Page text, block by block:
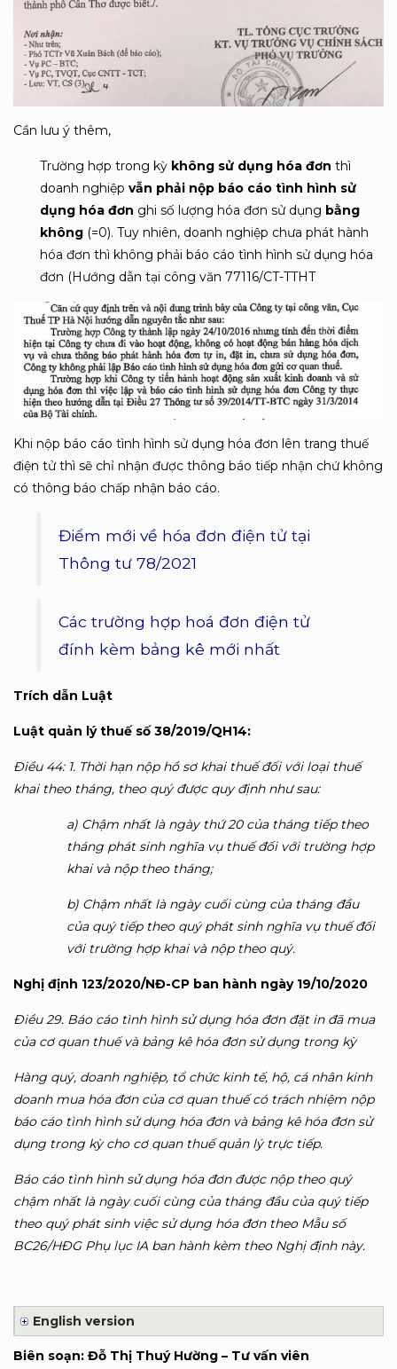
Cần lưu ý thêm,
Trường hợp trong kỳ không sử dụng hóa đơn thì
doanh nghiệp vẫn phải nộp báo cáo tình hình sử
dụng hóa đơn ghi số lượng hóa đơn sử dụng bằng
không (=0). Tuy nhiên, doanh nghiệp chưa phát hành
hóa đơn thì không phải báo cáo tình hình sử dụng hóa
đơn (Hướng dẫn tại công văn 77116/CT-TTHT
Khi nộp báo cáo tình hình sử dụng hóa đơn lên trang thuế
điện tử thì sẽ chỉ nhận được thông báo tiếp nhận chứ không
có thông báo chấp nhận báo cáo.
Điểm mới về hóa đơn điện tử tại
Thông tư 78/2021
Các trường hợp hoá đơn điện tử
đính kèm bảng kê mới nhất
Trích dẫn Luật
Luật quản lý thuế số 38/2019/QH14:
Điều 44: 1. Thời hạn nộp hồ sơ khai thuế đối với loại thuế
khai theo tháng, theo quý được quy định như sau:
a) Chậm nhất là ngày thứ 20 của tháng tiếp theo
tháng phát sinh nghĩa vụ thuế đối với trường hợp
khai và nộp theo tháng;
b) Chậm nhất là ngày cuối cùng của tháng đầu
của quý tiếp theo quý phát sinh nghĩa vụ thuế đối
với trường hợp khai và nộp theo quý.
Nghị định 123/2020/NĐ-CP ban hành ngày 19/10/2020
Điều 29. Báo cáo tình hình sử dụng hóa đơn đặt in đã mua
của cơ quan thuế và bảng kê hóa đơn sử dụng trong kỳ
Hàng quý, doanh nghiệp, tổ chức kinh tế, hộ, cá nhân kinh
doanh mua hóa đơn của cơ quan thuế có trách nhiệm nộp
báo cáo tình hình sử dụng hóa đơn và bảng kê hóa đơn sử
dụng trong kỳ cho cơ quan thuế quản lý trực tiếp.
Báo cáo tình hình sử dụng hóa đơn được nộp theo quý
chậm nhất là ngày cuối cùng của tháng đầu của quý tiếp
theo quý phát sinh việc sử dụng hóa đơn theo Mẫu số
BC26/HĐG Phụ lục IA ban hành kèm theo Nghị định này.
English version
Biên soạn: Đỗ Thị Thuý Hường – Tư vấn viên